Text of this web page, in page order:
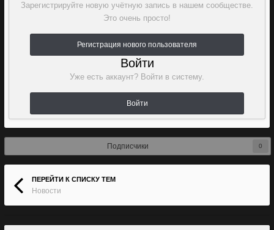
Зарегистрируйте новую учётную запись в нашем сообществе.
Это очень просто!
Регистрация нового пользователя
Войти
Уже есть аккаунт? Войти в систему.
Войти
Подписчики 0
ПЕРЕЙТИ К СПИСКУ ТЕМ
Новости